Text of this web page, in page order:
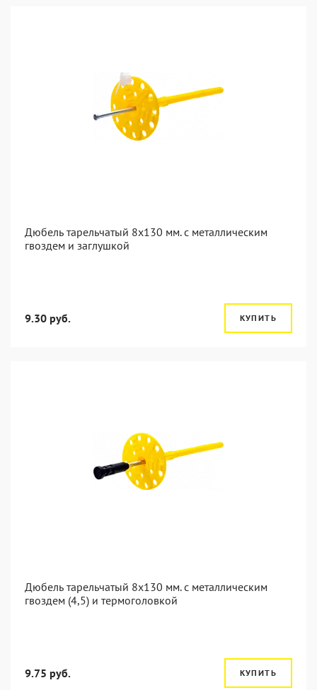
Дюбель тарельчатый 8x130 мм. c металлическим
гвоздем и заглушкой
9.30 руб. КУПИТЬ
Дюбель тарельчатый 8x130 мм. c металлическим
гвоздем (4,5) и термоголовкой
9.75 руб. КУПИТЬ